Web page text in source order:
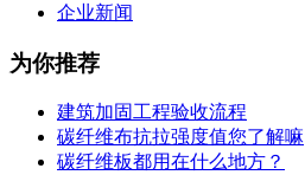
企业新闻
为你推荐
建筑加固工程验收流程
碳纤维布抗拉强度值您了解嘛
碳纤维板都用在什么地方？